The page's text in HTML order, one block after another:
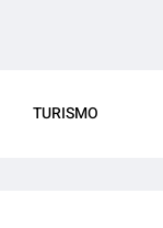
TURISMO